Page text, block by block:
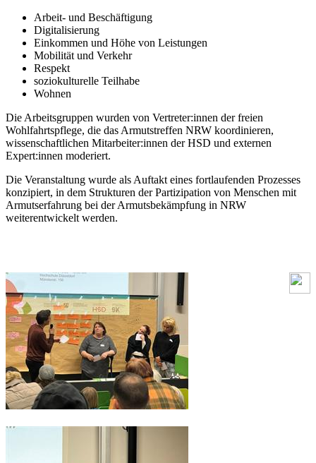
Arbeit- und Beschäftigung
Digitalisierung
Einkommen und Höhe von Leistungen
Mobilität und Verkehr
Respekt
soziokulturelle Teilhabe
Wohnen
Die Arbeitsgruppen wurden von Vertreter:innen der freien
Wohlfahrtspflege, die das Armutstreffen NRW koordinieren,
wissenschaftlichen Mitarbeiter:innen der HSD und externen
Expert:innen moderiert.
Die Veranstaltung wurde als Auftakt eines fortlaufenden Prozesses
konzipiert, in dem Strukturen der Partizipation von Menschen mit
Armutserfahrung bei der Armutsbekämpfung in NRW
weiterentwickelt werden.